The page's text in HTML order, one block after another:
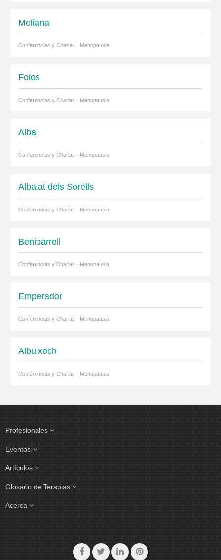
Meliana
Conferencias y Charlas · Menopausia
Foios
Conferencias y Charlas · Menopausia
Albal
Conferencias y Charlas · Menopausia
Albalat dels Sorells
Conferencias y Charlas · Menopausia
Beniparrell
Conferencias y Charlas · Menopausia
Emperador
Conferencias y Charlas · Menopausia
Albuixech
Conferencias y Charlas · Menopausia
Profesionales
Eventos
Artículos
Glosario de Terapias
Acerca